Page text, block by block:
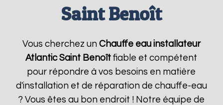
Saint Benoît
Vous cherchez un Chauffe eau installateur
Atlantic Saint Benoît fiable et compétent
pour répondre à vos besoins en matière
d'installation et de réparation de chauffe-eau
? Vous êtes au bon endroit ! Notre équipe de